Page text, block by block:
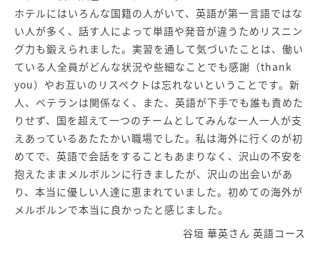
ホテルにはいろんな国籍の人がいて、英語が第一言語ではな
い人が多く、話す人によって単語や発音が違うためリスニン
グ力も鍛えられました。実習を通して気づいたことは、働い
ている人全員がどんな状況や些細なことでも感謝（thank
you）やお互いのリスペクトは忘れないということです。新
人、ベテランは関係なく、また、英語が下手でも誰も責めた
りせず、国を超えて一つのチームとしてみんな一人一人が支
えあっているあたたかい職場でした。私は海外に行くのが初
めてで、英語で会話をすることもあまりなく、沢山の不安を
抱えたままメルボルンに行きましたが、沢山の出会いがあ
り、本当に優しい人達に恵まれていました。初めての海外が
メルボルンで本当に良かったと感じました。
谷垣 華英さん 英語コース